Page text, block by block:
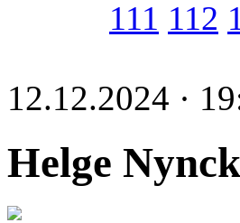
111 112
12.12.2024 ·
Helge